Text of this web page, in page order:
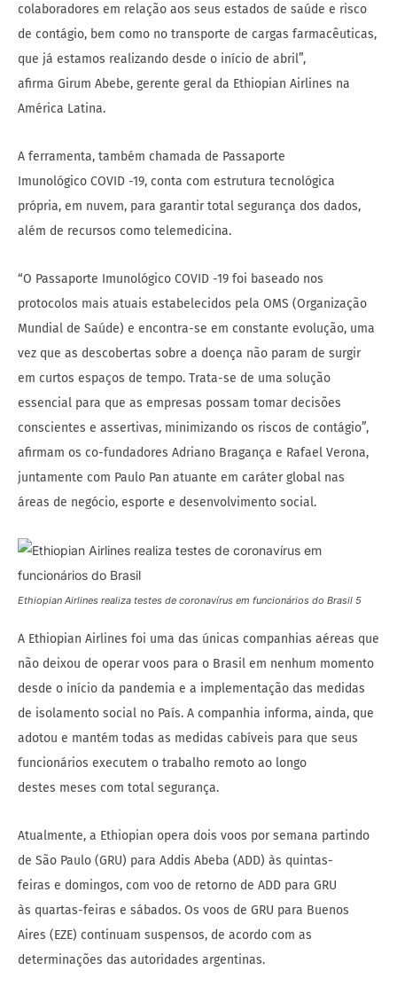
colaboradores em relação aos seus estados de saúde e risco
de contágio, bem como no transporte de cargas farmacêuticas,
que já estamos realizando desde o início de abril”,
afirma Girum Abebe, gerente geral da Ethiopian Airlines na
América Latina.
A ferramenta, também chamada de Passaporte
Imunológico COVID -19, conta com estrutura tecnológica
própria, em nuvem, para garantir total segurança dos dados,
além de recursos como telemedicina.
“O Passaporte Imunológico COVID -19 foi baseado nos
protocolos mais atuais estabelecidos pela OMS (Organização
Mundial de Saúde) e encontra-se em constante evolução, uma
vez que as descobertas sobre a doença não param de surgir
em curtos espaços de tempo. Trata-se de uma solução
essencial para que as empresas possam tomar decisões
conscientes e assertivas, minimizando os riscos de contágio”,
afirmam os co-fundadores Adriano Bragança e Rafael Verona,
juntamente com Paulo Pan atuante em caráter global nas
áreas de negócio, esporte e desenvolvimento social.
Ethiopian Airlines realiza testes de coronavírus em funcionários do Brasil 5
A Ethiopian Airlines foi uma das únicas companhias aéreas que
não deixou de operar voos para o Brasil em nenhum momento
desde o início da pandemia e a implementação das medidas
de isolamento social no País. A companhia informa, ainda, que
adotou e mantém todas as medidas cabíveis para que seus
funcionários executem o trabalho remoto ao longo
destes meses com total segurança.
Atualmente, a Ethiopian opera dois voos por semana partindo
de São Paulo (GRU) para Addis Abeba (ADD) às quintas-
feiras e domingos, com voo de retorno de ADD para GRU
às quartas-feiras e sábados. Os voos de GRU para Buenos
Aires (EZE) continuam suspensos, de acordo com as
determinações das autoridades argentinas.